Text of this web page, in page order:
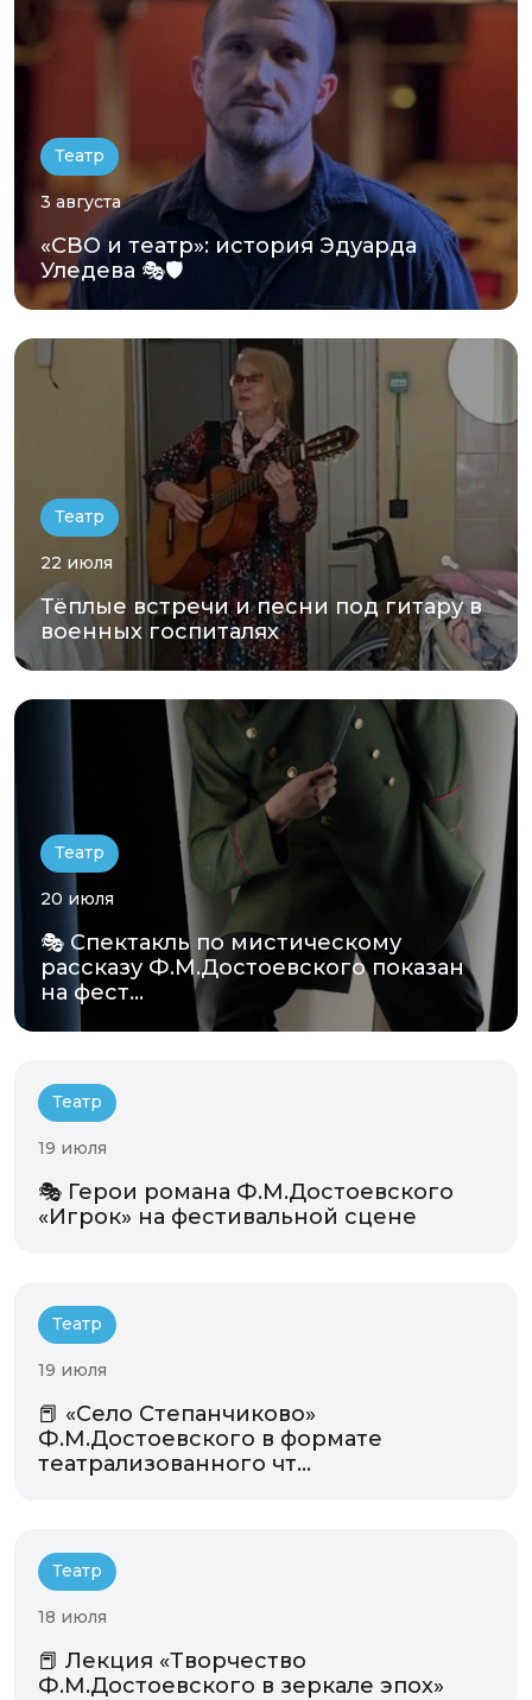
Театр
3 августа
«СВО и театр»: история Эдуарда
Уледева 🎭🛡️
Театр
22 июля
Тёплые встречи и песни под гитару в
военных госпиталях
Театр
20 июля
🎭 Спектакль по мистическому
рассказу Ф.М.Достоевского показан
на фест...
Театр
19 июля
🎭 Герои романа Ф.М.Достоевского
«Игрок» на фестивальной сцене
Театр
19 июля
📕 «Село Степанчиково»
Ф.М.Достоевского в формате
театрализованного чт...
Театр
18 июля
📕 Лекция «Творчество
Ф.М.Достоевского в зеркале эпох»